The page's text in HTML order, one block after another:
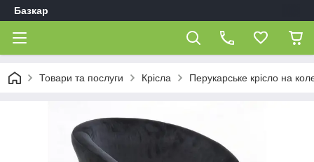
Базкар
Товари та послуги Крісла Перукарське крісло на